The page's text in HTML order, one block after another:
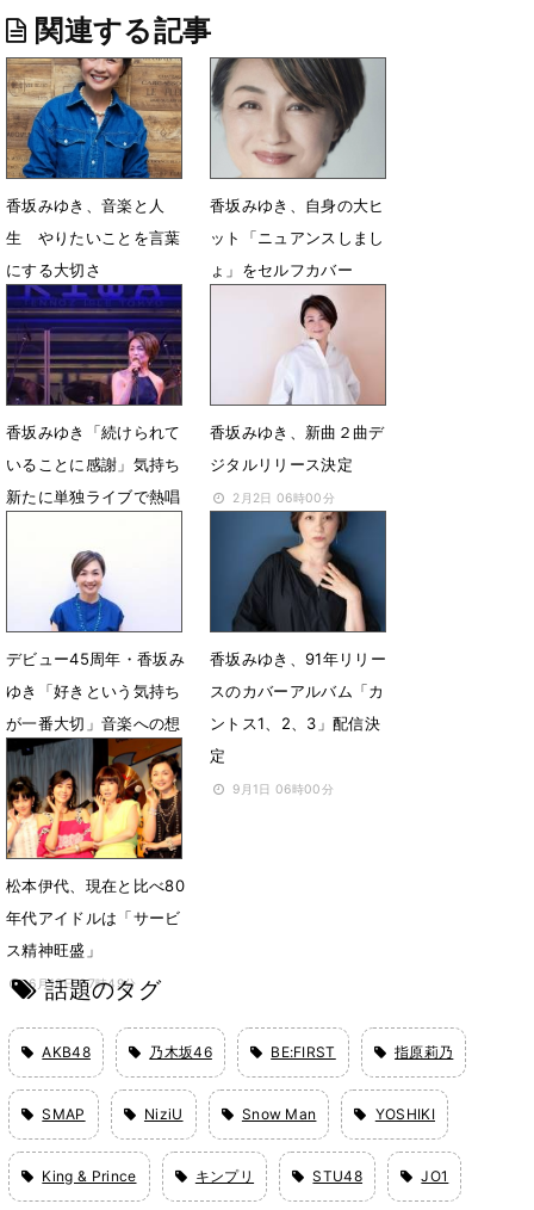
関連する記事
香坂みゆき、音楽と人
生 やりたいことを言葉
にする大切さ
3月31日 21時00分
香坂みゆき、自身の大ヒ
ット「ニュアンスしまし
ょ」をセルフカバー
3月12日 23時21分
香坂みゆき「続けられて
いることに感謝」気持ち
新たに単独ライブで熱唱
香坂みゆき、新曲２曲デ
ジタルリリース決定
2月2日 06時00分
デビュー45周年・香坂み
ゆき「好きという気持ち
が一番大切」音楽への想
い
10月4日 07時00分
香坂みゆき、91年リリー
スのカバーアルバム「カ
ントス1、2、3」配信決
定
9月1日 06時00分
松本伊代、現在と比べ80
年代アイドルは「サービ
ス精神旺盛」
6月18日 07時49分
話題のタグ
AKB48 乃木坂46 BE:FIRST 指原莉乃
SMAP NiziU Snow Man YOSHIKI
King & Prince キンプリ STU48 JO1